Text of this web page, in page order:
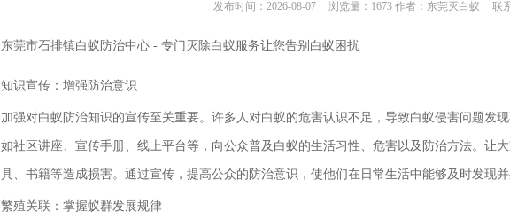
发布时间：2026-08-07 浏览量： 1673作者：东莞灭白蚁 联
东莞市石排镇白蚁防治中心 - 专门灭除白蚁服务让您告别白蚁困扰
知识宣传：增强防治意识
加强对白蚁防治知识的宣传至关重要。许多人对白蚁的危害认识不足，导致白蚁侵害问题发
如社区讲座、宣传手册、线上平台等，向公众普及白蚁的生活习性、危害以及防治方法。让
具、书籍等造成损害。通过宣传，提高公众的防治意识，使他们在日常生活中能够及时发现并
繁殖关联：掌握蚁群发展规律